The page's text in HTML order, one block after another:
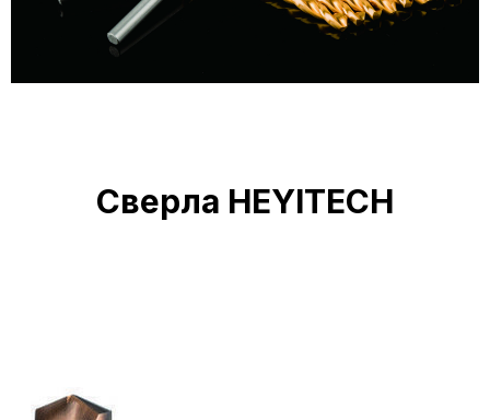
Сверла HEYITECH